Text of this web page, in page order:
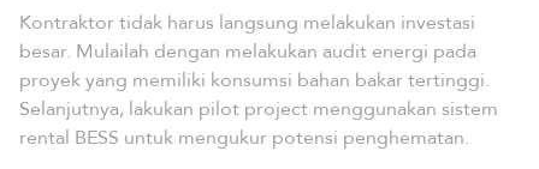
Kontraktor tidak harus langsung melakukan investasi
besar. Mulailah dengan melakukan audit energi pada
proyek yang memiliki konsumsi bahan bakar tertinggi.
Selanjutnya, lakukan pilot project menggunakan sistem
rental BESS untuk mengukur potensi penghematan.